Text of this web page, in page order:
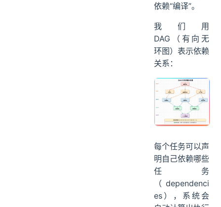
依赖“编译”。
我们用
DAG（有向无
环图）表示依赖
关系：
每个任务可以声
明自己依赖哪些
任务
（dependenci
es），系统会